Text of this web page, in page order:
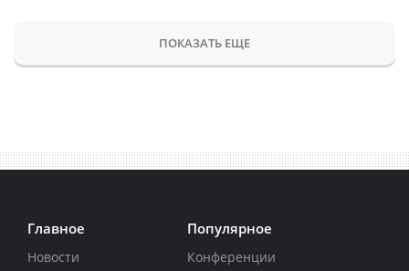
ПОКАЗАТЬ ЕЩЕ
Главное
Новости
Популярное
Конференции